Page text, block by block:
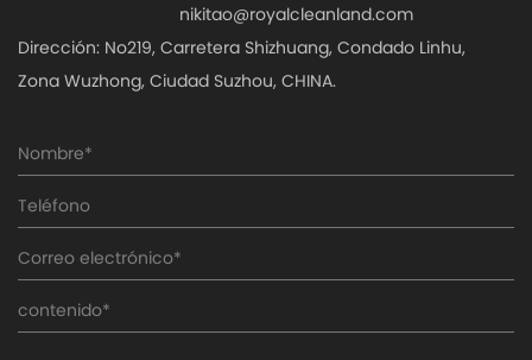
nikitao@royalcleanland.com
Dirección: No219, Carretera Shizhuang, Condado Linhu,
Zona Wuzhong, Ciudad Suzhou, CHINA.